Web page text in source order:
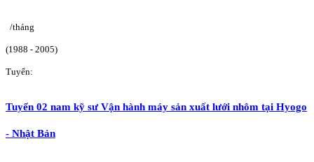
/tháng
(1988 - 2005)
Tuyển:
Tuyển 02 nam kỹ sư Vận hành máy sản xuất lưới nhôm tại Hyogo
- Nhật Bản